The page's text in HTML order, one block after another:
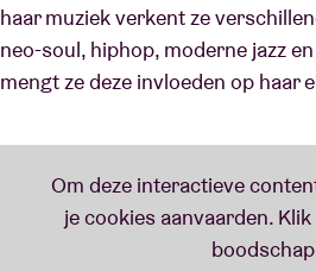
haar muziek verkent ze
neo-soul, hiphop, moderne jazz
mengt ze deze invloeden op haar